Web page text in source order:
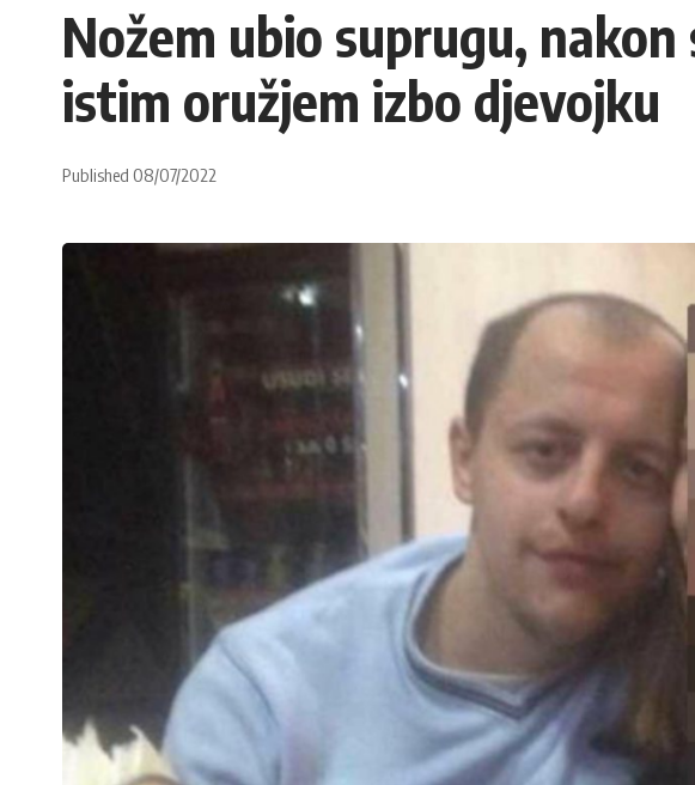
Nožem ubio suprugu,
istim oružjem izbo djevojku
Published 08/07/2022